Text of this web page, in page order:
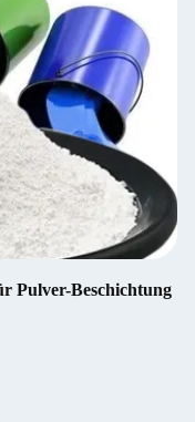
Pulver-Beschichtung